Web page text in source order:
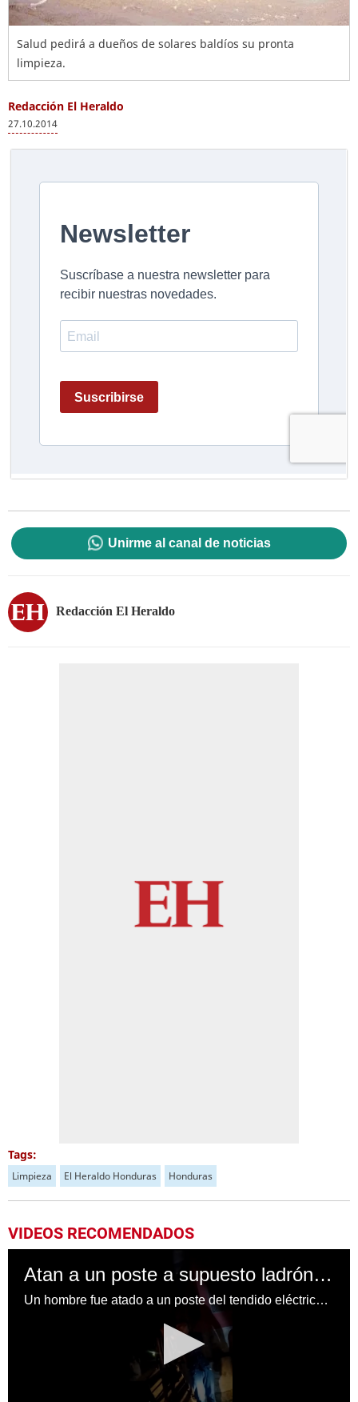
Salud pedirá a dueños de solares baldíos su pronta
limpieza.
Redacción El Heraldo
27.10.2014
Unirme al canal de noticias
Redacción El Heraldo
Tags:
Limpieza El Heraldo Honduras Honduras
VIDEOS RECOMENDADOS
Atan a un poste a supuesto ladrón en Danlí, El Paraíso
Un hombre fue atado a un poste del tendido eléctrico por ser un supuesto ladrón el la localidad de Bella Vista, Danlí, en el departamento de El Paraíso.